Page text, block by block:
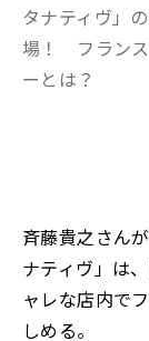
タナティヴ」
場！ フランス
ーとは？
斉藤貴之さん
ナティヴ」は
ャレな店内で
しめる。